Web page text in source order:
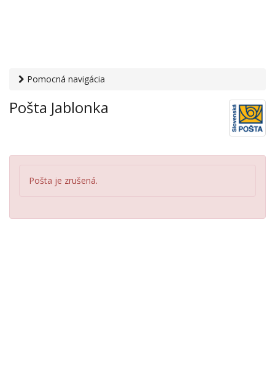
Pomocná navigácia
služby› Pošty › Pošta Jablonka
Pošta Jablonka
Pošta je zrušená.